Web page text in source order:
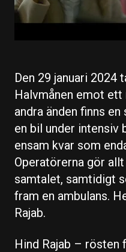
Den 29 januari 2024
Halvmånen emot ett
andra änden finns
en bil under intensiv
ensam kvar som
Operatörerna gör
samtalet, samtidigt
fram en ambulans.
Rajab.
Hind Rajab – rösten